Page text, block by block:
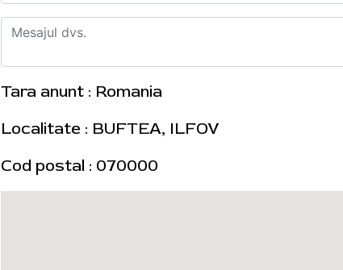
Tara anunt : Romania
Localitate : BUFTEA, ILFOV
Cod postal : 070000